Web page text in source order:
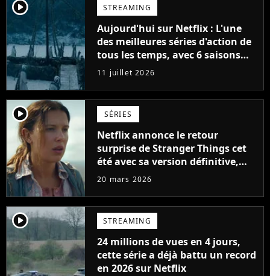
player2 STREAMING
Aujourd'hui sur Netflix : L'une
des meilleures séries d'action de
tous les temps, avec 6 saisons
parfaites
11 juillet 2026
player2 SÉRIES
Netflix annonce le retour
surprise de Stranger Things cet
été avec sa version définitive,
une décision historique
20 mars 2026
player2 STREAMING
24 millions de vues en 4 jours,
cette série a déjà battu un record
en 2026 sur Netflix